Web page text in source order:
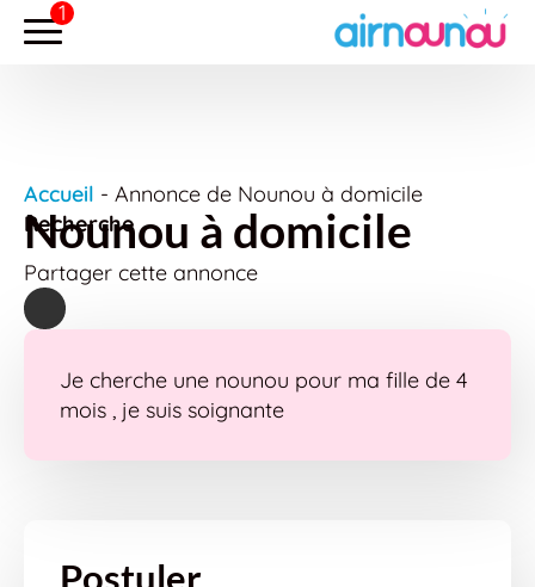
Accueil - Annonce de Nounou à domicile
Recherche
Nounou à domicile
Partager cette annonce
Je cherche une nounou pour ma fille de 4
mois , je suis soignante
Postuler